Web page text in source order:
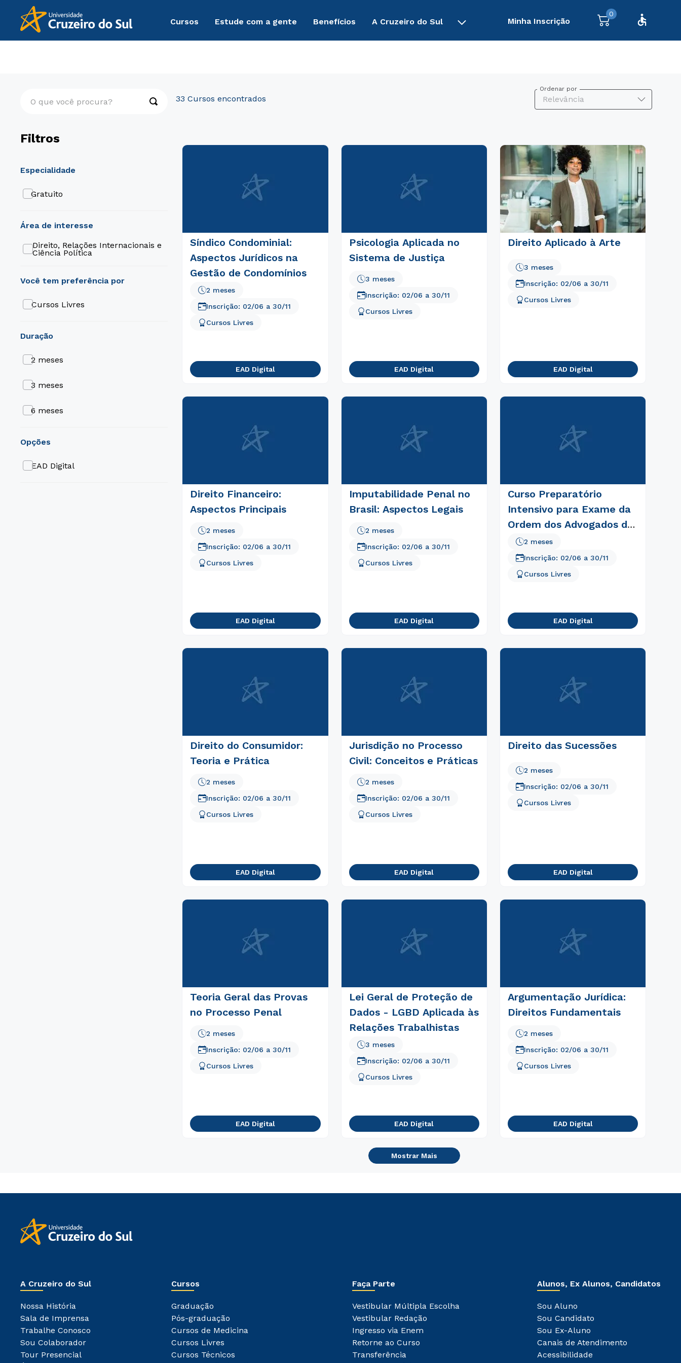
Cursos Estude com a gente Benefícios A Cruzeiro do Sul Minha Inscrição
0
Filtros
área de interesse
Direito, Relações Internacionais e
Ciência Política
duração
2 meses
3 meses
6 meses
especialidade
Gratuito
opções
EAD Digital
Cursos Livres
33
Ordenar por
Relevância
Síndico Condominial:
Aspectos Jurídicos na
Gestão de Condomínios
Cursos Livres
2 meses
Inscrição: 02/06 a 30/11
EAD Digital
Psicologia Aplicada no
Sistema de Justiça
3 meses
Cursos Livres
Inscrição: 02/06 a 30/11
EAD Digital
Direito Aplicado à Arte
3 meses
Cursos Livres
Inscrição: 02/06 a 30/11
EAD Digital
Direito Financeiro:
Aspectos Principais
Cursos Livres
2 meses
Inscrição: 02/06 a 30/11
EAD Digital
Imputabilidade Penal no
Brasil: Aspectos Legais
2 meses
Cursos Livres
Inscrição: 02/06 a 30/11
EAD Digital
Curso Preparatório
Intensivo para Exame da
Ordem dos Advogados do
Brasil
Cursos Livres
2 meses
Inscrição: 02/06 a 30/11
EAD Digital
Direito do Consumidor:
Teoria e Prática
Cursos Livres
2 meses
Inscrição: 02/06 a 30/11
EAD Digital
Jurisdição no Processo
Civil: Conceitos e Práticas
Cursos Livres
2 meses
Inscrição: 02/06 a 30/11
EAD Digital
Direito das Sucessões
Cursos Livres
2 meses
Inscrição: 02/06 a 30/11
EAD Digital
Teoria Geral das Provas
no Processo Penal
2 meses
Cursos Livres
Inscrição: 02/06 a 30/11
EAD Digital
Lei Geral de Proteção de
Dados - LGBD Aplicada às
Relações Trabalhistas
3 meses
Cursos Livres
Inscrição: 02/06 a 30/11
EAD Digital
Argumentação Jurídica:
Direitos Fundamentais
Cursos Livres
2 meses
Inscrição: 02/06 a 30/11
EAD Digital
Mostrar Mais
A Cruzeiro do Sul
Nossa História
Sala de Imprensa
Trabalhe Conosco
Sou Colaborador
Tour Presencial
Cursos
Graduação
Pós-graduação
Cursos de Medicina
Cursos Livres
Cursos Técnicos
Faça Parte
Vestibular Múltipla Escolha
Vestibular Redação
Ingresso via Enem
Retorne ao Curso
Transferência
Alunos, Ex Alunos, Candidatos
Sou Aluno
Sou Candidato
Sou Ex-Aluno
Canais de Atendimento
Acessibilidade
Estou de acordo com a
e
autorizo que meus dados sejam utilizados para o
envio de conteúdos da Cruzeiro do Sul.